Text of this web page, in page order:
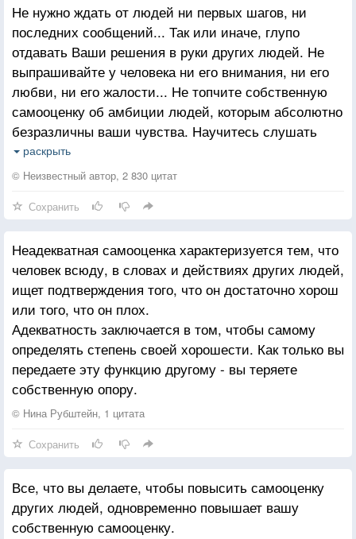
Не нужно ждать от людей ни первых шагов, ни
последних сообщений... Так или иначе, глупо
отдавать Ваши решения в руки других людей. Не
выпрашивайте у человека ни его внимания, ни его
любви, ни его жалости... Не топчите собственную
самооценку об амбиции людей, которым абсолютно
безразличны ваши чувства. Научитесь слушать
себя: захотели - позвонили, написали, пришли,
ушли. Ваша жизнь - это пазл из ваших решений, и
лучше вас самих.
раскрыть
© Неизвестный автор, 2 830 цитат
Сохранить
Неадекватная самооценка характеризуется тем, что
человек всюду, в словах и действиях других людей,
ищет подтверждения того, что он достаточно хорош
или того, что он плох.
Адекватность заключается в том, чтобы самому
определять степень своей хорошести. Как только вы
передаете эту функцию другому - вы теряете
собственную опору.
© Нина Рубштейн, 1 цитата
Сохранить
Все, что вы делаете, чтобы повысить самооценку
других людей, одновременно повышает вашу
собственную самооценку.